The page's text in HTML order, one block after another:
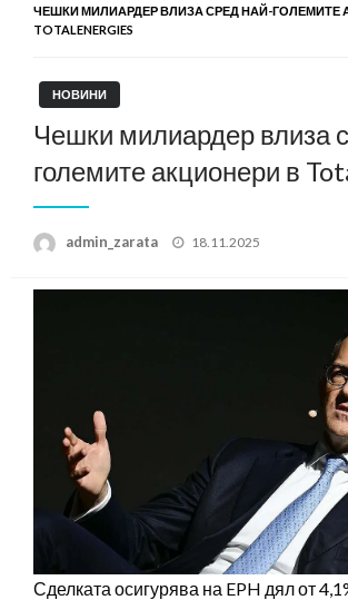
ЧЕШКИ МИЛИАРДЕР ВЛИЗА СРЕД НАЙ-ГОЛЕМИТЕ
TOTALENERGIES
НОВИНИ
Чешки милиардер влиза
големите акционери в
admin_zarata
Posted
18.11.2025
Сделката осигурява на EPH дял от